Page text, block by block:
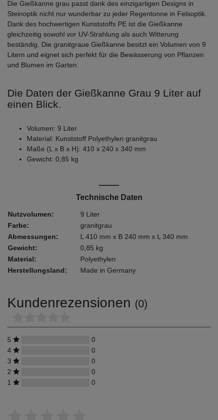
Die Gießkanne grau passt dank des einzigartigen Designs in
Steinoptik nicht nur wunderbar zu jeder Regentonne in Felsoptik.
Dank des hochwertigen Kunststoffs PE ist die Gießkanne
gleichzeitig sowohl vor UV-Strahlung als auch Witterung
beständig. Die granitgraue Gießkanne besitzt ein Volumen von 9
Litern und eignet sich perfekt für die Bewässerung von Pflanzen
und Blumen im Garten.
Die Daten der Gießkanne Grau 9 Liter auf
einen Blick.
Volumen: 9 Liter
Material: Kunststoff Polyethylen granitgrau
Maße (L x B x H): 410 x 240 x 340 mm
Gewicht: 0,85 kg
Technische Daten
Nutzvolumen:
9 Liter
Farbe:
granitgrau
Abmessungen:
L 410 mm x B 240 mm x L 340 mm
Gewicht:
0,85 kg
Material:
Polyethylen
Herstellungsland:
Made in Germany
Kundenrezensionen (0)
5
0
4
0
3
0
2
0
1
0